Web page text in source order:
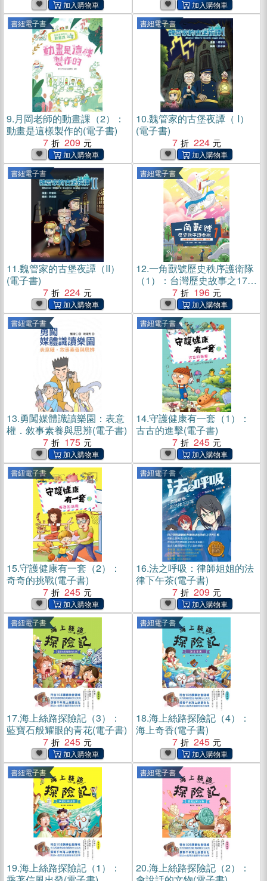
書紐電子書
9.月岡老師的動畫課（2）：
動畫是這樣製作的(電子書)
7
209
書紐電子書
10.魏管家的古堡夜譚（ I）
(電子書)
7
224
書紐電子書
11.魏管家的古堡夜譚（II）
(電子書)
7
224
書紐電子書
12.一角獸號歷史秩序護衛隊
（1）：台灣歷史故事之17世
紀荷蘭、西班牙(電子書)
7 196
書紐電子書
13.勇闖媒體識讀樂園：表意
權．敘事素養與思辨(電子書)
7
175
書紐電子書
14.守護健康有一套（1）：
古古的進擊(電子書)
7
245
書紐電子書
15.守護健康有一套（2）：
奇奇的挑戰(電子書)
7
245
書紐電子書
16.法之呼吸：律師姐姐的法
律下午茶(電子書)
7
209
書紐電子書
17.海上絲路探險記（3）：
藍寶石般耀眼的青花(電子書)
7
245
書紐電子書
18.海上絲路探險記（4）：
海上奇香(電子書)
7
245
書紐電子書
19.海上絲路探險記（1）：
書紐電子書
20.海上絲路探險記（2）：